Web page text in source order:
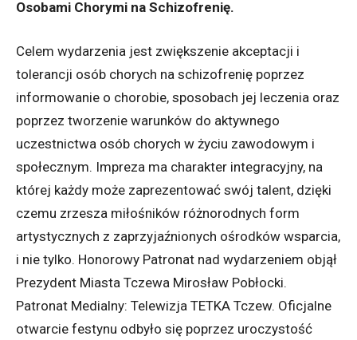
Osobami Chorymi na Schizofrenię.
Celem wydarzenia jest zwiększenie akceptacji i
tolerancji osób chorych na schizofrenię poprzez
informowanie o chorobie, sposobach jej leczenia oraz
poprzez tworzenie warunków do aktywnego
uczestnictwa osób chorych w życiu zawodowym i
społecznym. Impreza ma charakter integracyjny, na
której każdy może zaprezentować swój talent, dzięki
czemu zrzesza miłośników różnorodnych form
artystycznych z zaprzyjaźnionych ośrodków wsparcia,
i nie tylko. Honorowy Patronat nad wydarzeniem objął
Prezydent Miasta Tczewa Mirosław Pobłocki.
Patronat Medialny: Telewizja TETKA Tczew. Oficjalne
otwarcie festynu odbyło się poprzez uroczystość